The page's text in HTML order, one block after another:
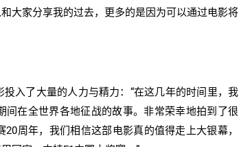
大家分享我的过去，更多的是因为可以通过电影将
入了大量的人力与精力：“在这几年的时间里，我
在全世界各地征战的故事。非常荣幸地拍到了很
周年，我们相信这部电影真的值得走上大银幕，